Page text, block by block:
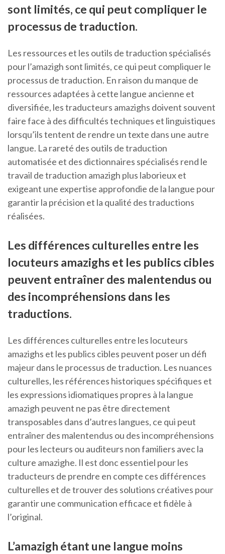
sont limités, ce qui peut compliquer le
processus de traduction.
Les ressources et les outils de traduction spécialisés
pour l’amazigh sont limités, ce qui peut compliquer le
processus de traduction. En raison du manque de
ressources adaptées à cette langue ancienne et
diversifiée, les traducteurs amazighs doivent souvent
faire face à des difficultés techniques et linguistiques
lorsqu’ils tentent de rendre un texte dans une autre
langue. La rareté des outils de traduction
automatisée et des dictionnaires spécialisés rend le
travail de traduction amazigh plus laborieux et
exigeant une expertise approfondie de la langue pour
garantir la précision et la qualité des traductions
réalisées.
Les différences culturelles entre les
locuteurs amazighs et les publics cibles
peuvent entraîner des malentendus ou
des incompréhensions dans les
traductions.
Les différences culturelles entre les locuteurs
amazighs et les publics cibles peuvent poser un défi
majeur dans le processus de traduction. Les nuances
culturelles, les références historiques spécifiques et
les expressions idiomatiques propres à la langue
amazigh peuvent ne pas être directement
transposables dans d’autres langues, ce qui peut
entraîner des malentendus ou des incompréhensions
pour les lecteurs ou auditeurs non familiers avec la
culture amazighe. Il est donc essentiel pour les
traducteurs de prendre en compte ces différences
culturelles et de trouver des solutions créatives pour
garantir une communication efficace et fidèle à
l’original.
L’amazigh étant une langue moins